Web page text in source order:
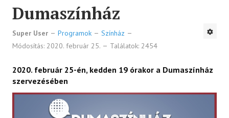
Dumaszínház
Super User Programok
Színház
Módosítás: 2020. február 25.
Találatok: 2454
2020. február 25-én, kedden 19 órakor a Dumaszínház
szervezésében